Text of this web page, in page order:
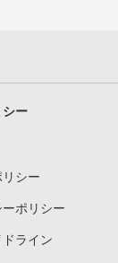
シー
リシー
ポリシー
ライン